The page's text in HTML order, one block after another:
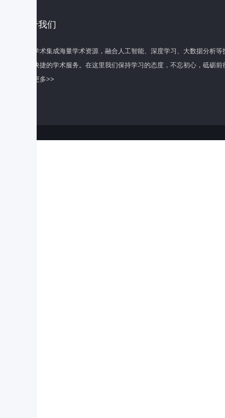
关于我们
百度学术集成海量学术资源，融合人工智能、深度学习、大数据分析
全面快捷的学术服务。在这里我们保持学习的态度，不忘初心，砥砺前
了解更多>>